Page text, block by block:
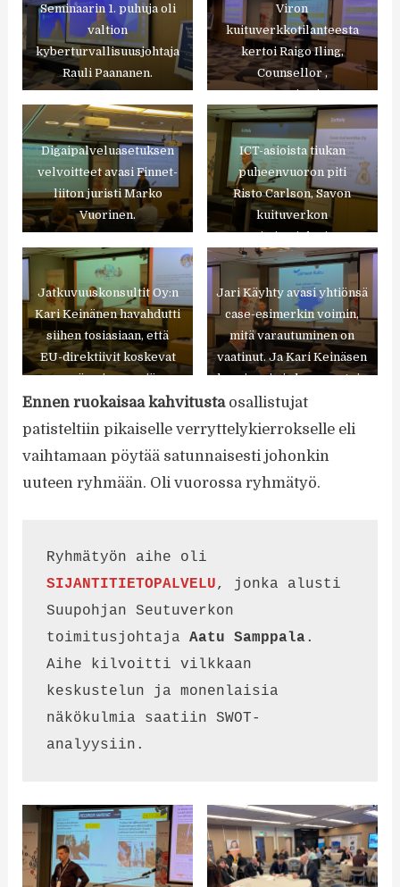
Seminaarin 1. puhuja oli
valtion
kyberturvallisuusjohtaja
Rauli Paananen.
Viron
kuituverkkotilanteesta
kertoi Raigo Iling,
Counsellor ,
Communications
Department, Ministry of
Economic Affairs and
Communications.
Digaipalveluasetuksen
velvoitteet avasi Finnet-
liiton juristi Marko
Vuorinen.
ICT-asioista tiukan
puheenvuoron piti
Risto Carlson, Savon
kuituverkon
toimitusjohtaja.
Jatkuvuuskonsultit Oy:n
Kari Keinänen havahdutti
siihen tosiasiaan, että
EU-direktiivit koskevat
myös pienempiä
yrityksiä.
Jari Käyhty avasi yhtiönsä
case-esimerkin voimin,
mitä varautuminen on
vaatinut. Ja Kari Keinäsen
havainnoin ja kommentein
lisää on vielä tehtävä.
Ennen ruokaisaa kahvitusta osallistujat
patisteltiin pikaiselle verryttelykierrokselle eli
vaihtamaan pöytää satunnaisesti johonkin
uuteen ryhmään. Oli vuorossa ryhmätyö.
SIJANTITIETOPALVELU, jonka alusti
Suupohjan Seutuverkon
toimitusjohtaja Aatu Samppala.
Aihe kilvoitti vilkkaan
keskustelun ja monenlaisia
näkökulmia saatiin SWOT-
analyysiin.